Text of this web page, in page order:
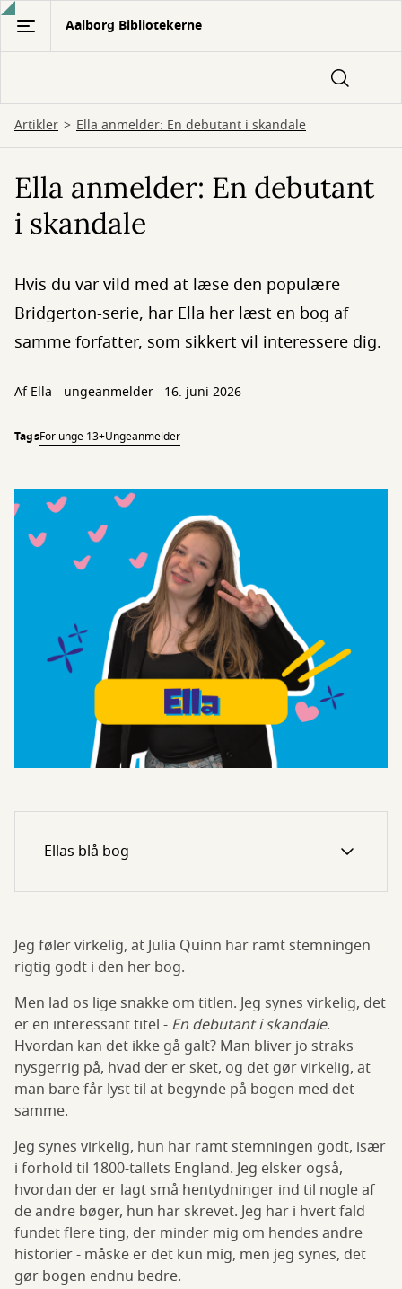
Gå
hovedindhold
Aalborg Bibliotekerne
Artikler Ella anmelder: En debutant i skandale
Ella anmelder: En debutant
i skandale
Hvis du var vild med at læse den populære
Bridgerton-serie, har Ella her læst en bog af
samme forfatter, som sikkert vil interessere dig.
Af Ella - ungeanmelder 16. juni 2026
TagsFor unge 13+Ungeanmelder
Ellas blå bog
Jeg føler virkelig, at Julia Quinn har ramt stemningen
rigtig godt i den her bog.
Men lad os lige snakke om titlen. Jeg synes virkelig, det
er en interessant titel - En debutant i skandale.
Hvordan kan det ikke gå galt? Man bliver jo straks
nysgerrig på, hvad der er sket, og det gør virkelig, at
man bare får lyst til at begynde på bogen med det
samme.
Jeg synes virkelig, hun har ramt stemningen godt, især
i forhold til 1800-tallets England. Jeg elsker også,
hvordan der er lagt små hentydninger ind til nogle af
de andre bøger, hun har skrevet. Jeg har i hvert fald
fundet flere ting, der minder mig om hendes andre
historier - måske er det kun mig, men jeg synes, det
gør bogen endnu bedre.